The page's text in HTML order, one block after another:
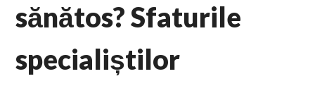
sănătos? Sfaturile
specialiștilor